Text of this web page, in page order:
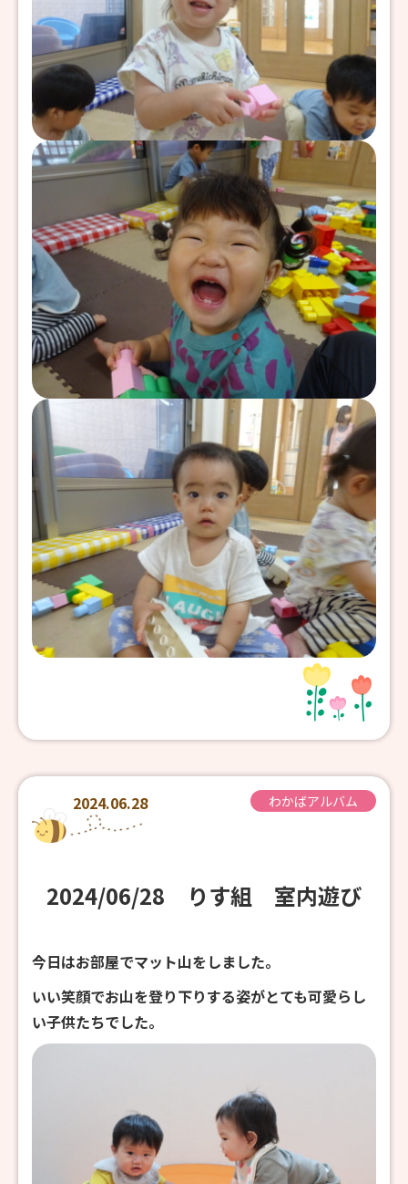
2024.06.28 わかばアルバム
2024/06/28 りす組 室内遊び
今日はお部屋でマット山をしました。
いい笑顔でお山を登り下りする姿がとても可愛らし
い子供たちでした。